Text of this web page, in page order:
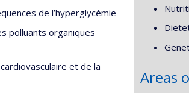
de l’hyperglycémie
polluants organiques
et de la
Areas